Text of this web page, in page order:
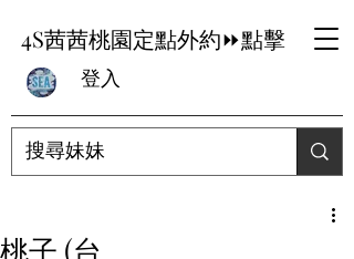
4S茜茜桃園定點外約⏩點擊
登入
桃子 (台